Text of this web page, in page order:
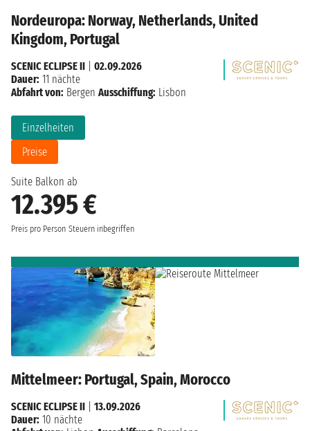
Nordeuropa: Norway, Netherlands, United
Kingdom, Portugal
Suite Balkon ab
12.395 €
Preis pro Person Steuern inbegriffen
Einzelheiten
Preise
SCENIC ECLIPSE II
02.09.2026
Dauer: 11 nächte
Abfahrt von: Bergen Ausschiffung: Lisbon
Mittelmeer: Portugal, Spain, Morocco
SCENIC ECLIPSE II
13.09.2026
Dauer: 10 nächte